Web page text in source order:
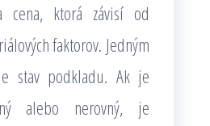
cena, ktorá závisí od
faktorov. Jedným
stav podkladu. Ak je
alebo nerovný, je